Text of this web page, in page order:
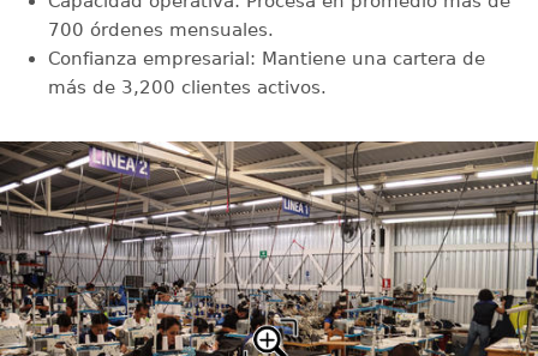
700 órdenes mensuales.
Confianza empresarial: Mantiene una cartera de
más de 3,200 clientes activos.